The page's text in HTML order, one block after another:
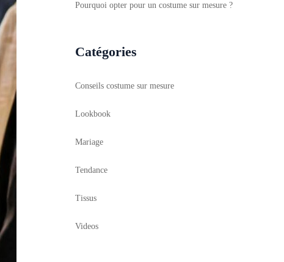
Pourquoi opter pour un costume sur mesure ?
Catégories
Conseils costume sur mesure
Lookbook
Mariage
Tendance
Tissus
Videos